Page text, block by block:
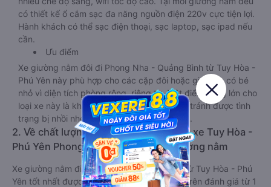
có thiết kế ổ cắm sạc đa năng nguồn điện 220v cực tiện lợi.
Hành khách có thể sạc điện thoại, sạc laptop, sạc ipad nếu
cần.
Ưu điểm
Xe giường nằm đôi đi Phong Nha - Quảng Bình từ Tuy Hòa -
Phú Yên này phù hợp cho các cặp đôi hoặc gia đình có bé
nhỏ vì diện tích phòng rộng, riêng tư. Một điểm cộng lớn cho
loại xe này là không bắt khách dọc đường, tránh được tình
trạng bị nhồi nhét trong quá trình di chuyển.
2. Về chất lượng, review, đánh giá nhà xe Tuy Hòa -
Phú Yên Phong Nha - Quảng Bình giường nằm
Xe giường nằm đi Phong Nha - Quảng Bình từ Tuy Hòa - Phú
Yên tốt nhất được phân loại chất lượng dựa trên đánh giá từ 1